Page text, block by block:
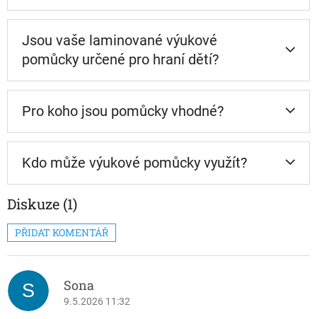
Jsou vaše laminované výukové
pomůcky určené pro hraní dětí?
Pro koho jsou pomůcky vhodné?
Kdo může výukové pomůcky využít?
Diskuze (1)
PŘIDAT KOMENTÁŘ
V
ý
p
i
s S Sona
9.5.2026 11:32